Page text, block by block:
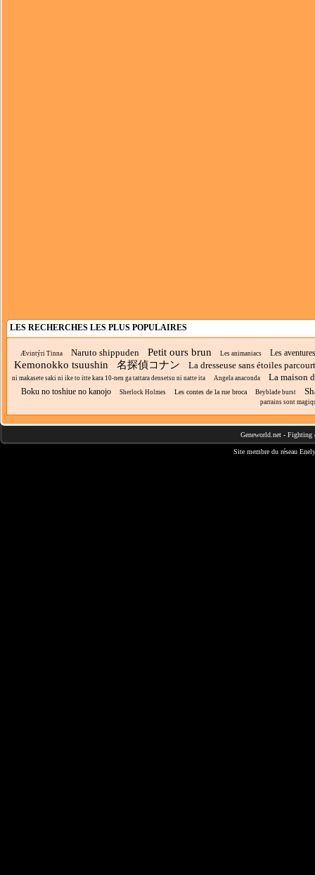
LES RECHERCHES LES PLUS POPULAIRES
Ævintýri Tinna Naruto shippuden Petit ours brun Les animaniacs Les
Kemonokko tsuushin 名探偵コナン La dresseuse sans étoiles
ni makasete saki ni ike to itte kara 10-nen ga tattara densetsu ni natte ita Angela anaconda La maison
Boku no toshiue no kanojo Sherlock Holmes Les contes de la rue broca Beyblade burst
parrains sont
Geneworld.net - Fighting
Site membre du réseau